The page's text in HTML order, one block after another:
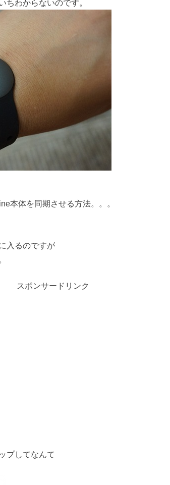
ちわからないのです。
本体を同期させる方法。。。
入るのですが
スポンサードリンク
プしてなんて